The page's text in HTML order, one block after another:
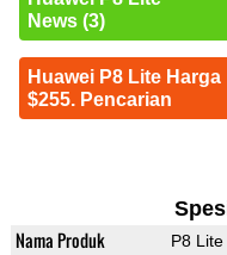
News (3)
Huawei P8 Lite Harga
$255. Pencarian
Nama Produk P8 Lite